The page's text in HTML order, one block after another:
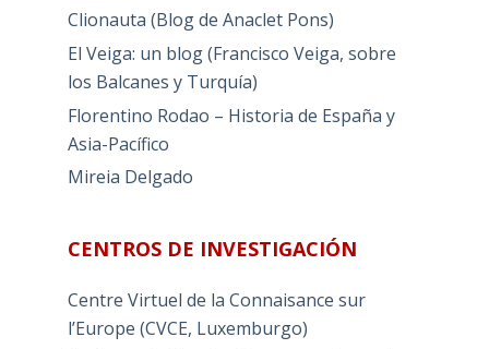
Clionauta (Blog de Anaclet Pons)
El Veiga: un blog (Francisco Veiga, sobre
los Balcanes y Turquía)
Florentino Rodao – Historia de España y
Asia-Pacífico
Mireia Delgado
CENTROS DE INVESTIGACIÓN
Centre Virtuel de la Connaisance sur
l’Europe (CVCE, Luxemburgo)